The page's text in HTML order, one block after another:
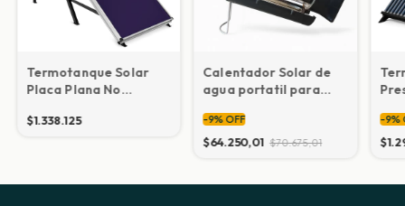
Termotanque Solar
Placa Plana No
$1.338.125
Calentador Solar de
agua portatil para
(termo para mate)
-9% OFF
$64.250,01 $70.675,01
-9%